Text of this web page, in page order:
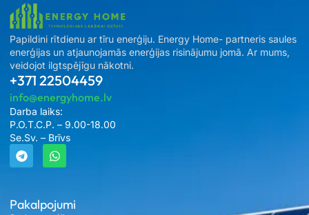
Pakalpojumi
Papildini rītdienu ar tīru enerģiju. Energy Home- partneris saules
enerģijas un atjaunojamās enerģijas risinājumu jomā. Ar mums,
veidojot ilgtspējīgu nākotni.
+371 22504459
info@energyhome.lv
Darba laiks:
P.O.T.C.P. – 9.00-18.00
Se.Sv. – Brīvs